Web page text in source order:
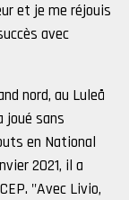
et je me réjouis
avec
nord, au Luleå
joué sans
en National
2021, il a
"Avec Livio,